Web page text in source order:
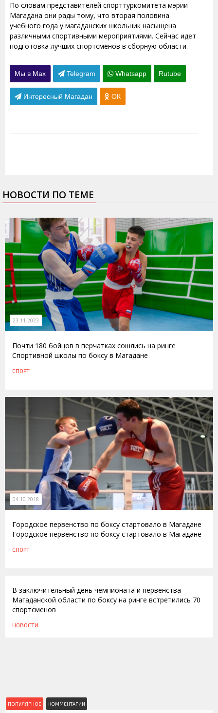
По словам представителей спорттуркомитета мэрии
Магадана они рады тому, что вторая половина
учебного года у магаданских школьник насыщена
различными спортивными мероприятиями. Сейчас идет
подготовка лучших спортсменов в сборную области.
Мы в Max Telegram Whatsapp Rutube
Интересный Магадан ОК
НОВОСТИ ПО ТЕМЕ
23.11.2023
Почти 180 бойцов в перчатках сошлись на ринге
Спортивной школы по боксу в Магадане
СПОРТ
04.10.2018
Городское первенство по боксу стартовало в Магадане
Городское первенство по боксу стартовало в Магадане
СПОРТ
В заключительный день чемпионата и первенства
Магаданской области по боксу на ринге встретились 70
спортсменов
НОВОСТИ
ПОПУЛЯРНОЕ КОММЕНТАРИИ